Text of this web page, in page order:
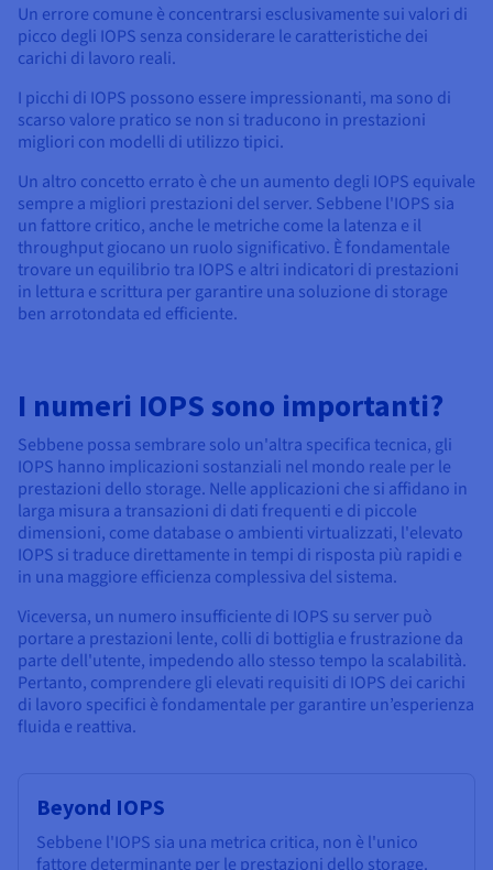
Un errore comune è concentrarsi esclusivamente sui valori di
picco degli IOPS senza considerare le caratteristiche dei
carichi di lavoro reali.
I picchi di IOPS possono essere impressionanti, ma sono di
scarso valore pratico se non si traducono in prestazioni
migliori con modelli di utilizzo tipici.
Un altro concetto errato è che un aumento degli IOPS equivale
sempre a migliori prestazioni del server. Sebbene l'IOPS sia
un fattore critico, anche le metriche come la latenza e il
throughput giocano un ruolo significativo. È fondamentale
trovare un equilibrio tra IOPS e altri indicatori di prestazioni
in lettura e scrittura per garantire una soluzione di storage
ben arrotondata ed efficiente.
I numeri IOPS sono importanti?
Sebbene possa sembrare solo un'altra specifica tecnica, gli
IOPS hanno implicazioni sostanziali nel mondo reale per le
prestazioni dello storage. Nelle applicazioni che si affidano in
larga misura a transazioni di dati frequenti e di piccole
dimensioni, come database o ambienti virtualizzati, l'elevato
IOPS si traduce direttamente in tempi di risposta più rapidi e
in una maggiore efficienza complessiva del sistema.
Viceversa, un numero insufficiente di IOPS su server può
portare a prestazioni lente, colli di bottiglia e frustrazione da
parte dell'utente, impedendo allo stesso tempo la scalabilità.
Pertanto, comprendere gli elevati requisiti di IOPS dei carichi
di lavoro specifici è fondamentale per garantire un’esperienza
fluida e reattiva.
Beyond IOPS
Sebbene l'IOPS sia una metrica critica, non è l'unico
fattore determinante per le prestazioni dello storage.